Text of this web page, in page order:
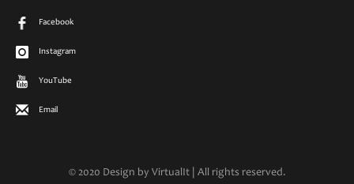
Facebook
Instagram
YouTube
Email
© 2020 Design by VirtualIt | All rights reserved.